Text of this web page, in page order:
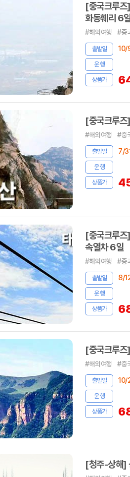
[중국크루
화동훼리 6
#해외여행 #중
출발일 10/
운 행
상품가
[중국크루즈
#해외여행 #중
출발일 7/
운 행
상품가
[중국크루
속열차 6일
#해외여행 #중
출발일 8/
운 행
상품가
[중국크루
#해외여행 #중
출발일 10/
운 행
상품가
[청주-상해]